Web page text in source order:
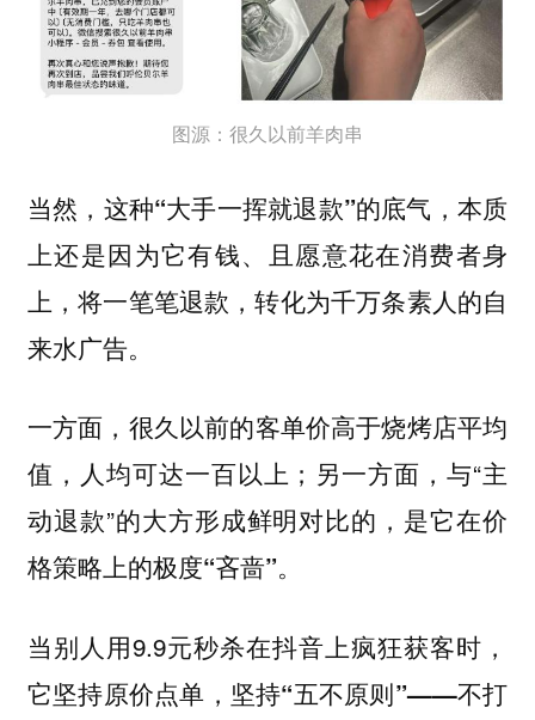
图源：很久以前羊肉串
当然， 这种“大手一挥就退款”的底气，本质
上还是因为它有钱、且愿意花在消费者身
上，将一笔笔退款，转化为千万条素人的自
来水广告。
一方面，很久以前的客单价高于烧烤店平均
值，人均可达一百以上 ；另一方面，与“主
动退款”的大方形成鲜明对比的，是它在价
格策略上的极度“吝啬”。
当别人用9.9元秒杀在抖音上疯狂获客时，
它坚持原价点单，坚持“五不原则”——不打